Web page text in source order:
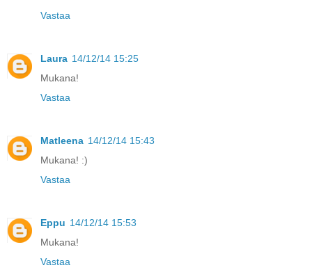
Vastaa
Laura 14/12/14 15:25
Mukana!
Vastaa
Matleena 14/12/14 15:43
Mukana! :)
Vastaa
Eppu 14/12/14 15:53
Mukana!
Vastaa